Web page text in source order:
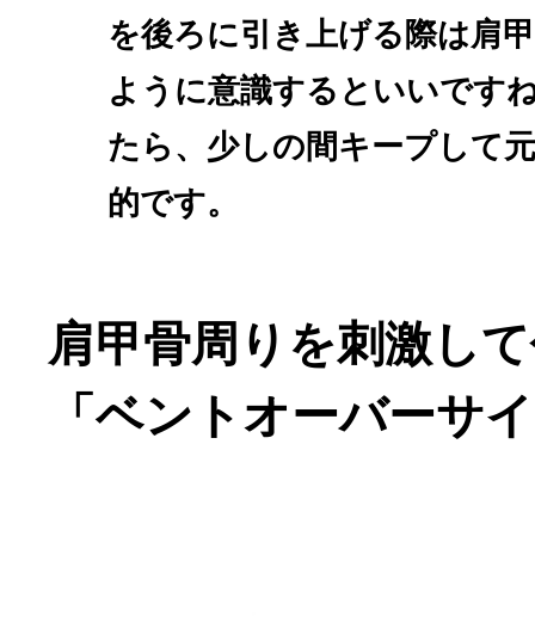
を後ろに引き上げる際は肩
ように意識するといいです
たら、少しの間キープして
的です。
肩甲骨周りを刺激し
「ベントオーバーサ